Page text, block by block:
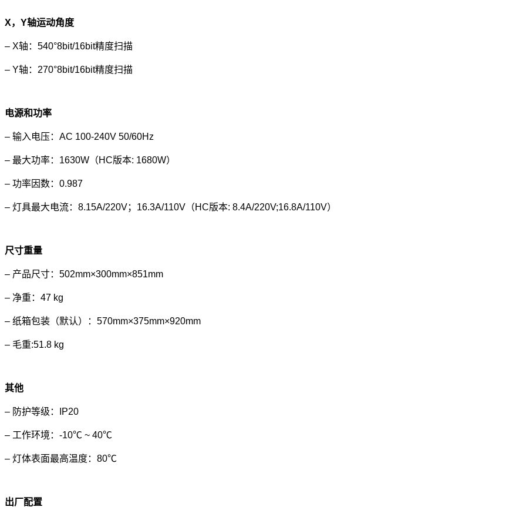
X，Y轴运动角度
– X轴：540°8bit/16bit精度扫描
– Y轴：270°8bit/16bit精度扫描
电源和功率
– 输入电压：AC 100-240V 50/60Hz
– 最大功率：1630W（HC版本: 1680W）
– 功率因数：0.987
– 灯具最大电流：8.15A/220V；16.3A/110V（HC版本: 8.4A/220V;16.8A/110V）
尺寸重量
– 产品尺寸：502mm×300mm×851mm
– 净重：47 kg
– 纸箱包装（默认）：570mm×375mm×920mm
– 毛重:51.8 kg
其他
– 防护等级：IP20
– 工作环境：-10℃ ~ 40℃
– 灯体表面最高温度：80℃
出厂配置